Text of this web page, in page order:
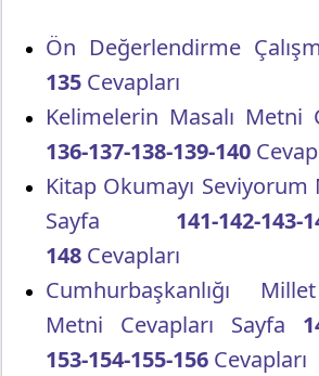
Ön Değerlendirme
135 Cevapları
Kelimelerin Masalı Metni
136-137-138-139-140
Kitap Okumayı Seviyorum
Sayfa 141-142-143-
148 Cevapları
Cumhurbaşkanlığı
Metni Cevapları Sayfa
153-154-155-156 Cevapları